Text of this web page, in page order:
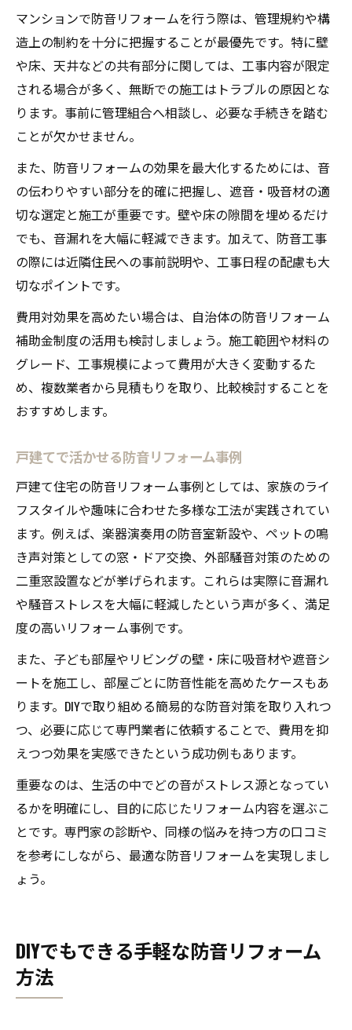
マンションで防音リフォームを行う際は、管理規約や構
造上の制約を十分に把握することが最優先です。特に壁
や床、天井などの共有部分に関しては、工事内容が限定
される場合が多く、無断での施工はトラブルの原因とな
ります。事前に管理組合へ相談し、必要な手続きを踏む
ことが欠かせません。
また、防音リフォームの効果を最大化するためには、音
の伝わりやすい部分を的確に把握し、遮音・吸音材の適
切な選定と施工が重要です。壁や床の隙間を埋めるだけ
でも、音漏れを大幅に軽減できます。加えて、防音工事
の際には近隣住民への事前説明や、工事日程の配慮も大
切なポイントです。
費用対効果を高めたい場合は、自治体の防音リフォーム
補助金制度の活用も検討しましょう。施工範囲や材料の
グレード、工事規模によって費用が大きく変動するた
め、複数業者から見積もりを取り、比較検討することを
おすすめします。
戸建てで活かせる防音リフォーム事例
戸建て住宅の防音リフォーム事例としては、家族のライ
フスタイルや趣味に合わせた多様な工法が実践されてい
ます。例えば、楽器演奏用の防音室新設や、ペットの鳴
き声対策としての窓・ドア交換、外部騒音対策のための
二重窓設置などが挙げられます。これらは実際に音漏れ
や騒音ストレスを大幅に軽減したという声が多く、満足
度の高いリフォーム事例です。
また、子ども部屋やリビングの壁・床に吸音材や遮音シ
ートを施工し、部屋ごとに防音性能を高めたケースもあ
ります。DIYで取り組める簡易的な防音対策を取り入れつ
つ、必要に応じて専門業者に依頼することで、費用を抑
えつつ効果を実感できたという成功例もあります。
重要なのは、生活の中でどの音がストレス源となってい
るかを明確にし、目的に応じたリフォーム内容を選ぶこ
とです。専門家の診断や、同様の悩みを持つ方の口コミ
を参考にしながら、最適な防音リフォームを実現しまし
ょう。
DIYでもできる手軽な防音リフォーム
方法